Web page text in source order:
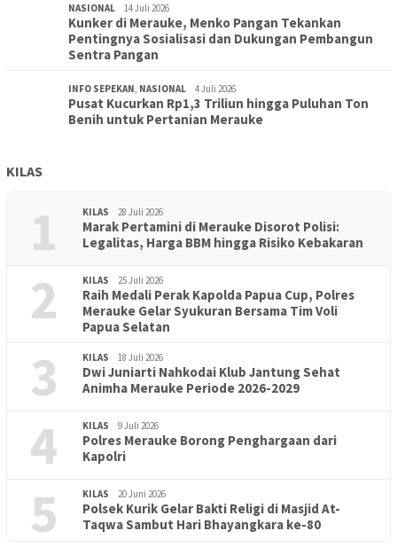
NASIONAL 14 Juli 2026
Kunker di Merauke, Menko Pangan Tekankan
Pentingnya Sosialisasi dan Dukungan Pembangun
Sentra Pangan
INFO SEPEKAN NASIONAL 4 Juli 2026
Pusat Kucurkan Rp1,3 Triliun hingga Puluhan Ton
Benih untuk Pertanian Merauke
KILAS
1 KILAS 28 Juli 2026
Marak Pertamini di Merauke Disorot Polisi:
Legalitas, Harga BBM hingga Risiko Kebakaran
2 KILAS 25 Juli 2026
Raih Medali Perak Kapolda Papua Cup, Polres
Merauke Gelar Syukuran Bersama Tim Voli
Papua Selatan
3 KILAS 18 Juli 2026
Dwi Juniarti Nahkodai Klub Jantung Sehat
Animha Merauke Periode 2026-2029
4 KILAS 9 Juli 2026
Polres Merauke Borong Penghargaan dari
Kapolri
5 KILAS 20 Juni 2026
Polsek Kurik Gelar Bakti Religi di Masjid At-
Taqwa Sambut Hari Bhayangkara ke-80
PENDIDIKAN 18 Juni 2026
Lepas Puluhan Peserta Didik, TK Yapis 2 Merauke Siapkan